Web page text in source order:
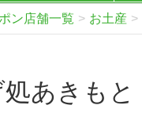
ン店舗一覧 お土産
処あきもと